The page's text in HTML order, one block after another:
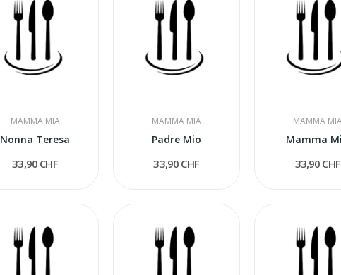
MAMMA MIA
Nonna Teresa
33,90 CHF
MAMMA MIA
Padre Mio
33,90 CHF
MAMMA
Mamma
33,90 CHF